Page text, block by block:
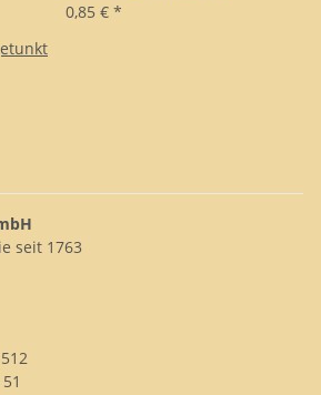
0,85 € *
seit 1763